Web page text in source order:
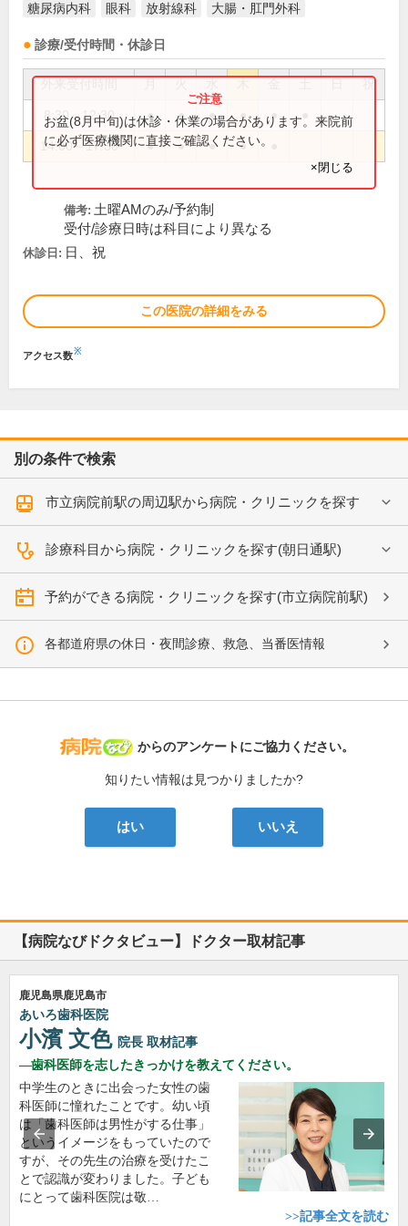
糖尿病内科
眼科 放射線科 大腸・肛門外科
診療/受付時間・休診日
祝
8:30～12:30 ● ● ● ● ●
14:00～17:30 ● ● ● ●
お盆(8月中旬)は休診・休業の場合があります。来院前
に必ず医療機関に直接ご確認ください。
×閉じる
備考: 土曜AMのみ/予約制
受付/診療日時は科目により異なる
休診日: 日、祝
この医院の詳細をみる
アクセス数※
別の条件で検索
市立病院前駅の周辺駅から病院・クリニックを探す
診療科目から病院・クリニックを探す(朝日通駅)
予約ができる病院・クリニックを探す(市立病院前駅)
各都道府県の休日・夜間診療、救急、当番医情報
病院なび
からのアンケートにご協力ください。
知りたい情報は見つかりましたか?
はい いいえ
【病院なびドクタビュー】ドクター取材記事
鹿児島県鹿児島市
あいろ歯科医院
小濱 文色 院長 取材記事
歯科医師を志したきっかけを教えてください。
中学生のときに出会った女性の歯
科医師に憧れたことです。幼い頃
は「歯科医師は男性がする仕事」
というイメージをもっていたので
すが、その先生の治療を受けたこ
とで認識が変わりました。子ども
にとって歯科医院は敬…
>>記事全文を読む